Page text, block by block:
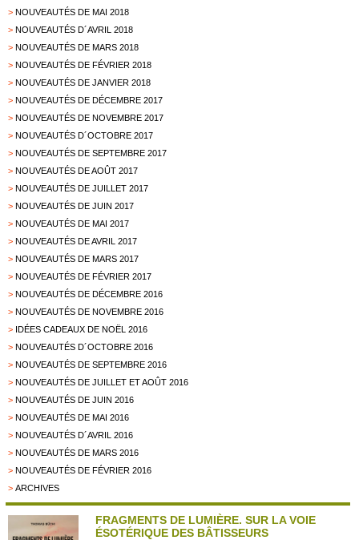
> NOUVEAUTÉS DE MAI 2018
> NOUVEAUTÉS D´AVRIL 2018
> NOUVEAUTÉS DE MARS 2018
> NOUVEAUTÉS DE FÉVRIER 2018
> NOUVEAUTÉS DE JANVIER 2018
> NOUVEAUTÉS DE DÉCEMBRE 2017
> NOUVEAUTÉS DE NOVEMBRE 2017
> NOUVEAUTÉS D´OCTOBRE 2017
> NOUVEAUTÉS DE SEPTEMBRE 2017
> NOUVEAUTÉS DE AOÛT 2017
> NOUVEAUTÉS DE JUILLET 2017
> NOUVEAUTÉS DE JUIN 2017
> NOUVEAUTÉS DE MAI 2017
> NOUVEAUTÉS DE AVRIL 2017
> NOUVEAUTÉS DE MARS 2017
> NOUVEAUTÉS DE FÉVRIER 2017
> NOUVEAUTÉS DE DÉCEMBRE 2016
> NOUVEAUTÉS DE NOVEMBRE 2016
> IDÉES CADEAUX DE NOËL 2016
> NOUVEAUTÉS D´OCTOBRE 2016
> NOUVEAUTÉS DE SEPTEMBRE 2016
> NOUVEAUTÉS DE JUILLET ET AOÛT 2016
> NOUVEAUTÉS DE JUIN 2016
> NOUVEAUTÉS DE MAI 2016
> NOUVEAUTÉS D´AVRIL 2016
> NOUVEAUTÉS DE MARS 2016
> NOUVEAUTÉS DE FÉVRIER 2016
> ARCHIVES
FRAGMENTS DE LUMIÈRE. SUR LA VOIE
ÉSOTÉRIQUE DES BÂTISSEURS